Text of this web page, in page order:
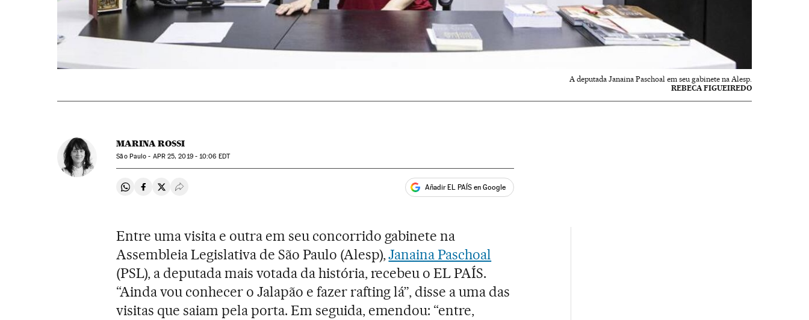
A deputada Janaina Paschoal em seu gabinete na Alesp.
REBECA FIGUEIREDO
MARINA ROSSI
São Paulo - APR25, 2019 - 10:06 EDT
Compartir en Whatsapp
Compartir en Facebook
Compartir en Twitter
Desplegar Redes Sociales Añadir EL PAÍS en Google
Entre uma visita e outra em seu concorrido gabinete na
Assembleia Legislativa de São Paulo (Alesp),Janaina Paschoal
(PSL), a deputada mais votada da história, recebeu o EL PAÍS.
“Ainda vou conhecer o Jalapão e fazer rafting lá”, disse a uma das
visitas que saiam pela porta. Em seguida, emendou: “entre,